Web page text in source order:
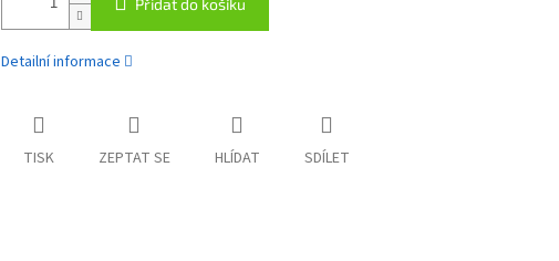
Přidat do košíku
Detailní informace
TISK ZEPTAT SE HLÍDAT SDÍLET